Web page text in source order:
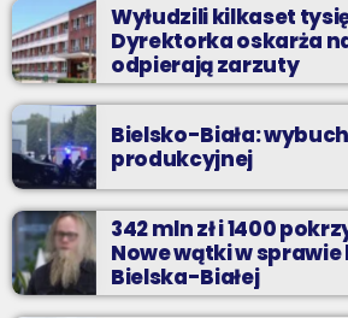
Wyłudzili kilkaset
Dyrektorka oskarża
odpierają zarzuty
Bielsko-Biała:
produkcyjnej
342 mln zł i 1400
Nowe wątki w
Bielska-Białej